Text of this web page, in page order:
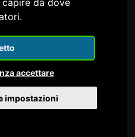
da dove
accettare
impostazioni